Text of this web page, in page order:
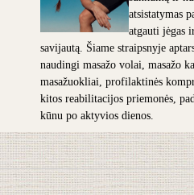
atsistatymas
atgauti jėgas
savijautą. Šiame straipsnyje
naudingi masažo volai, masažo
masažuokliai, profilaktinės
kitos reabilitacijos priemonės,
kūnu po aktyvios dienos.